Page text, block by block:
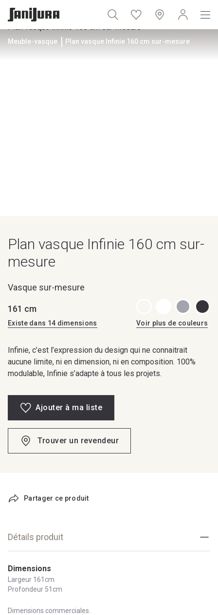
Meuble-vasque Plan vasque Infinie 160 cm sur-mesure
Plan vasque Infinie 160 cm sur-
mesure
Vasque sur-mesure
161 cm
Existe dans 14 dimensions Voir plus de couleurs
Infinie, c’est l’expression du design qui ne connaitrait
aucune limite, ni en dimension, ni en composition. 100%
modulable, Infinie s’adapte à tous les projets.
Ajouter à ma liste
Trouver un revendeur
Partager ce produit
Détails produit
Dimensions
Largeur 161cm
Profondeur 51cm
Dimensions commerciales.